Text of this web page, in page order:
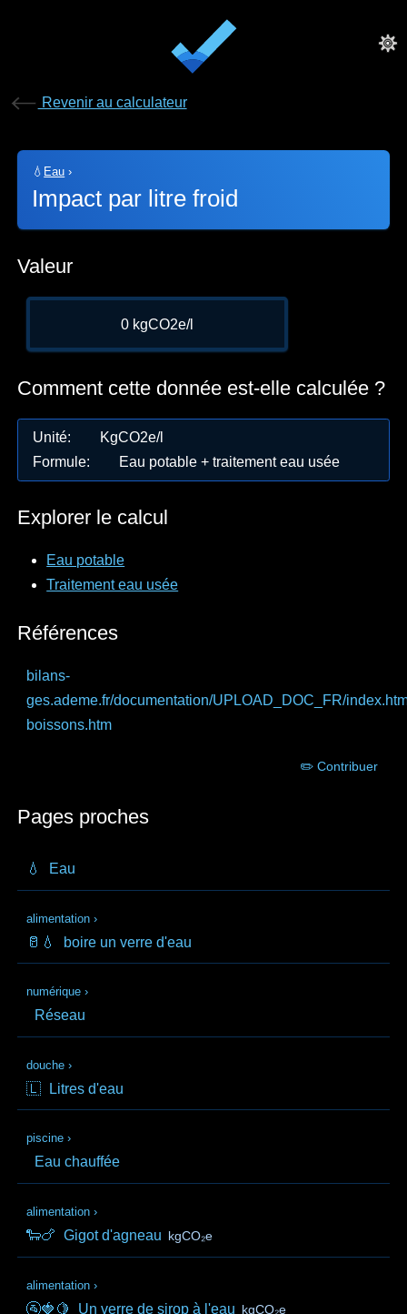
Revenir au calculateur
💧 Eau ›
Impact par litre froid
Valeur
0 kgCO2e/l
Comment cette donnée est-elle calculée ?
Unité:
KgCO2e/l
Formule: Eau potable + traitement eau usée
Explorer le calcul
Eau potable
Traitement eau usée
Références
bilans-
ges.ademe.fr/documentation/UPLOAD_DOC_FR/
boissons.htm
✏️ Contribuer
Pages proches
💧 Eau
alimentation ›
🥛💧 boire un verre d'eau
numérique ›
Réseau
douche ›
🇱 Litres d'eau
piscine ›
Eau chauffée
alimentation ›
🐑🍗 Gigot d'agneau kgCO₂e
alimentation ›
🚰🍓🍋 Un verre de sirop à l'eau kgCO₂e